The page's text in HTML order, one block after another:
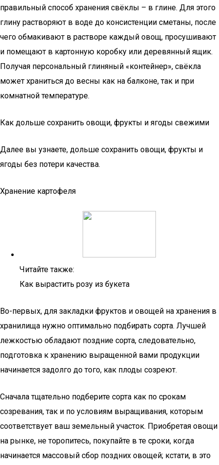
правильный способ хранения свёклы – в глине. Для этого
глину растворяют в воде до консистенции сметаны, после
чего обмакивают в растворе каждый овощ, просушивают
и помещают в картонную коробку или деревянный ящик.
Получая персональный глиняный «контейнер», свёкла
может храниться до весны как на балконе, так и при
комнатной температуре.
Как дольше сохранить овощи, фрукты и ягоды свежими
Далее вы узнаете, дольше сохранить овощи, фрукты и
ягоды без потери качества.
Хранение картофеля
Читайте также:
Как вырастить розу из букета
Во-первых, для закладки фруктов и овощей на хранения в
хранилища нужно оптимально подбирать сорта. Лучшей
лежкостью обладают поздние сорта, следовательно,
подготовка к хранению выращенной вами продукции
начинается задолго до того, как плоды созреют.
Сначала тщательно подберите сорта как по срокам
созревания, так и по условиям выращивания, которым
соответствует ваш земельный участок. Приобретая овощи
на рынке, не торопитесь, покупайте в те сроки, когда
начинается массовый сбор поздних овощей; кстати, в это